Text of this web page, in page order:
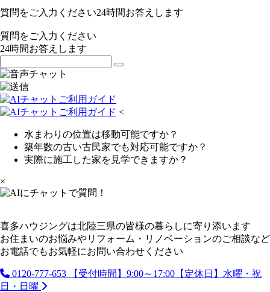
質問をご入力ください24時間お答えします
質問をご入力ください
24時間お答えします
<
水まわりの位置は移動可能ですか？
築年数の古い古民家でも対応可能ですか？
実際に施工した家を見学できますか？
×
喜多ハウジングは北陸三県の皆様の暮らしに寄り添います
お住まいのお悩みやリフォーム・リノベーションのご相談など
お電話でもお気軽にお問い合わせください
0120-777-653
【受付時間】9:00～17:00【定休日】水曜・祝
日・日曜